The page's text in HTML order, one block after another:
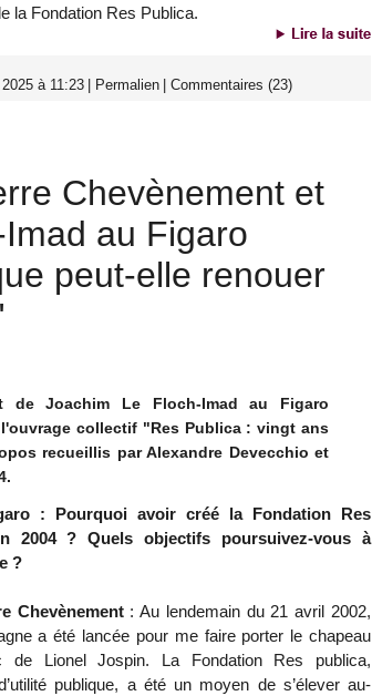
la Fondation Res Publica.
à 11:23 Permalien Commentaires (23)
Chevènement et
au Figaro
peut-elle renouer
de Joachim Le Floch-Imad au Figaro
collectif "Res Publica : vingt ans
recueillis par Alexandre Devecchio et
: Pourquoi avoir créé la Fondation Res
2004 ? Quels objectifs poursuivez-vous à
?
Chevènement: Au lendemain du 21 avril 2002,
a été lancée pour me faire porter le chapeau
de Lionel Jospin. La Fondation Res publica,
publique, a été un moyen de s’élever au-